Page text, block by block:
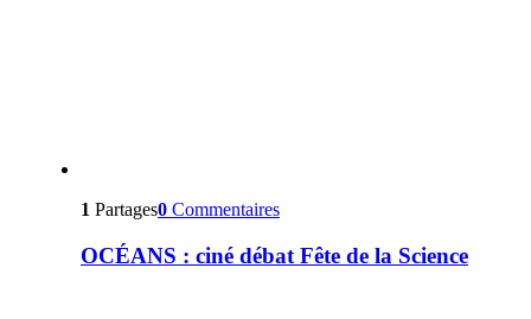
1 Partages0 Commentaires
OCÉANS : ciné débat Fête de la Science